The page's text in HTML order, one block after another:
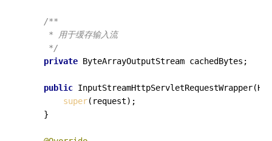
/**
     * 用于缓存输入流
     */
private ByteArrayOutputStream cachedBytes;
public InputStreamHttpServletRequestWrapper
super(request);
    }